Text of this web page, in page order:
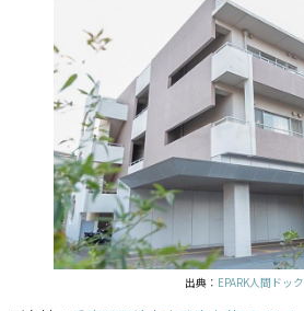
出典： EPARK人間ドック